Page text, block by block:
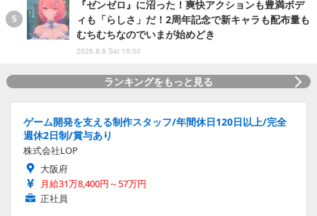
『ゼンゼロ』に沼った！爽快アクションも豊満ボデ
ィも「らしさ」だ！2周年記念で新キャラも配布量も
むちむちなのでいまが始めどき
2026.8.8 Sat 19:00
ランキングをもっと見る
ゲーム開発を支える制作スタッフ/年間休日120日以上/完全
週休2日制/賞与あり
株式会社LOP
大阪府
月給31万8,400円～57万円
正社員